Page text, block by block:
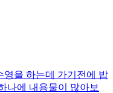
영을 하는데 가기전에 밥
나에 내용물이 많아보